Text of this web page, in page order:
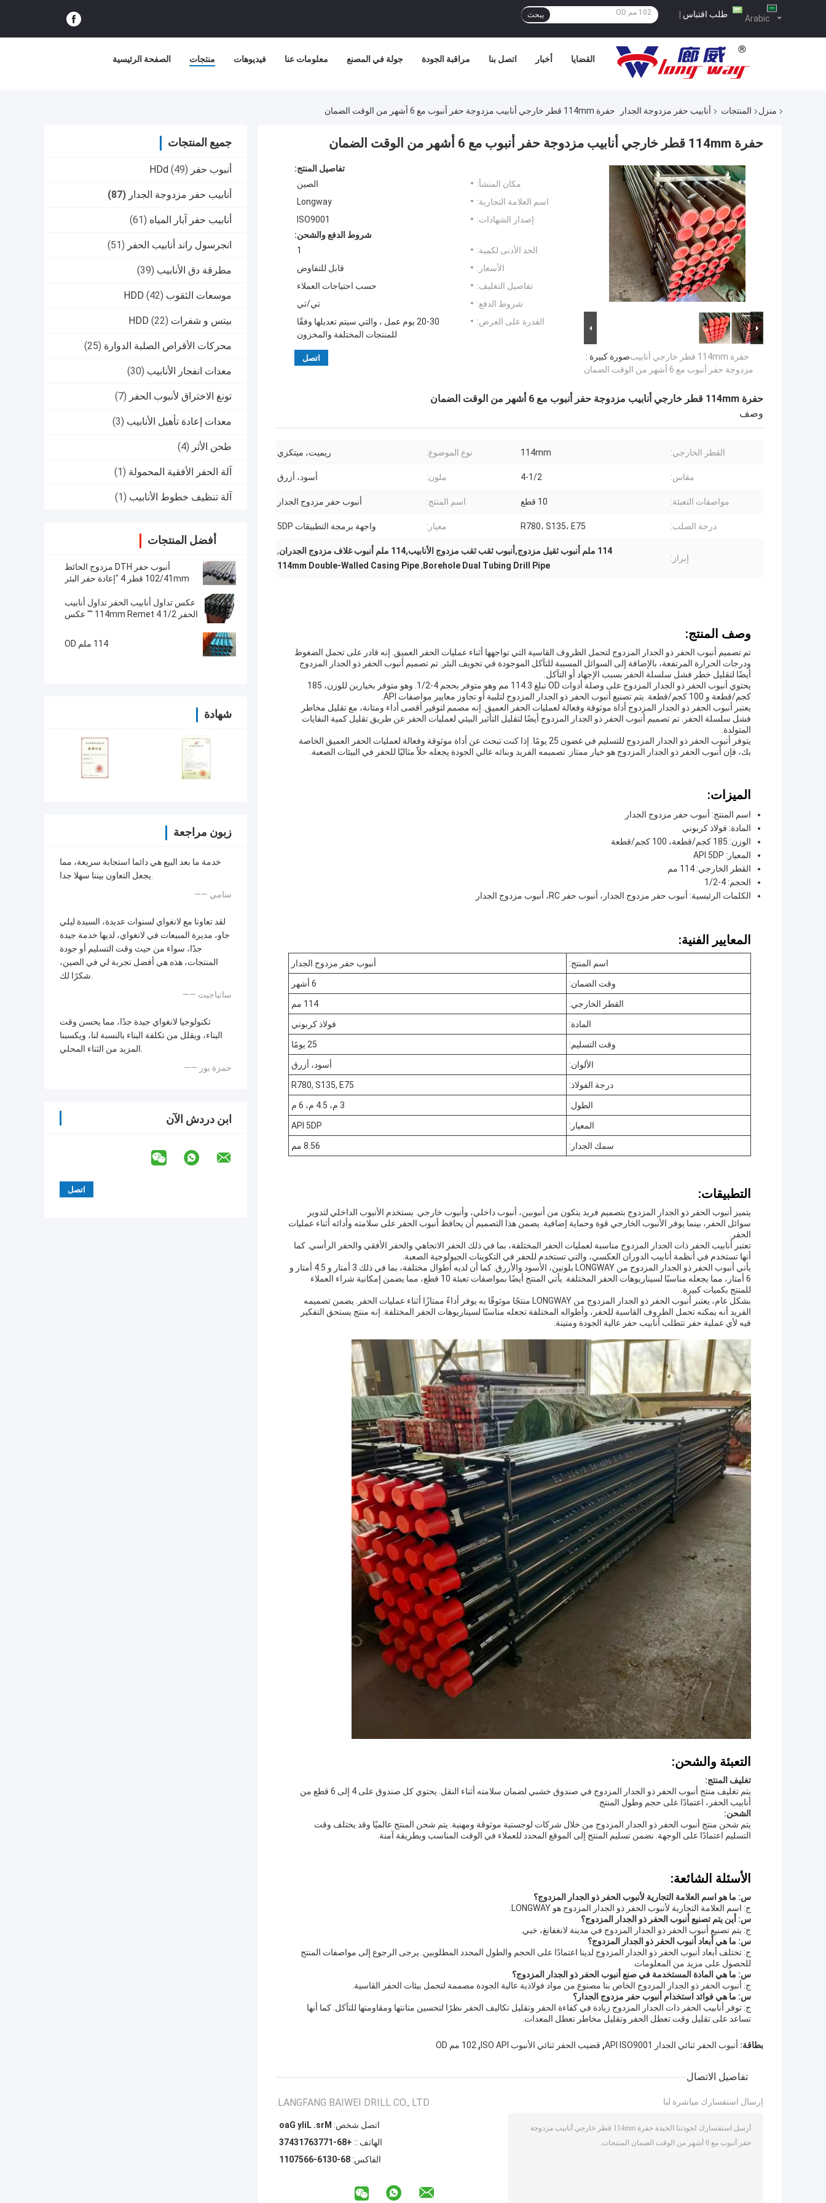
Arabic طلب اقتباس | يبحث
الصفحة الرئيسية منتجات فيديوهات معلومات عنا جولة في المصنع مراقبة الجودة اتصل بنا أخبار القضايا
منزل المنتجات أنابيب حفر مزدوجة الجدار حفرة 114mm قطر خارجي أنابيب مزدوجة حفر أنبوب مع 6 أشهر من الوقت الضمان
جميع المنتجات
أنبوب حفر HDd (49)
أنابيب حفر مزدوجة الجدار (87)
أنابيب حفر آبار المياه (61)
انجرسول راند أنابيب الحفر (51)
مطرقة دق الأنابيب (39)
موسعات الثقوب HDD (42)
بيتس و شفرات HDD (22)
محركات الأقراص الصلبة الدوارة (25)
معدات انفجار الأنابيب (30)
تونغ الاختراق لأنبوب الحفر (7)
معدات إعادة تأهيل الأنابيب (3)
طحن الأثر (4)
آلة الحفر الأفقية المحمولة (1)
آلة تنظيف خطوط الأنابيب (1)
أفضل المنتجات
أنبوب حفر DTH مزدوج الحائط
102/41mm قطر 4 "إعادة حفر البئر
عكس تداول أنابيب الحفر تداول أنابيب
الحفر 114mm Remet 4 1/2 "" عكس
114 ملم OD
شهادة
زبون مراجعة
خدمة ما بعد البيع هي دائما استجابة سريعة، مما
يجعل التعاون بيننا سهلا جدا.
—— سامي
لقد تعاونا مع لانغواي لسنوات عديدة، السيدة ليلي
جاو، مديرة المبيعات في لانغواي، لديها خدمة جيدة
جدًا، سواء من حيث وقت التسليم أو جودة
المنتجات، هذه هي أفضل تجربة لي في الصين،
شكرًا لك.
—— ساتياجيت
تكنولوجيا لانغواي جيدة جدًا، مما يحسن وقت
البناء، ويقلل من تكلفة البناء بالنسبة لنا، ويكسبنا
المزيد من الثناء المحلي.
—— حمزة بور
ابن دردش الآن
حفرة 114mm قطر خارجي أنابيب مزدوجة حفر أنبوب مع 6 أشهر من الوقت الضمان
صورة كبيرة :حفرة 114mm قطر خارجي أنابيب
مزدوجة حفر أنبوب مع 6 أشهر من الوقت الضمان
تفاصيل المنتج:
مكان المنشأ:
الصين
اسم العلامة التجارية:
Longway
إصدار الشهادات:
ISO9001
شروط الدفع والشحن:
الحد الأدنى لكمية:
1
الأسعار:
قابل للتفاوض
تفاصيل التغليف:
حسب احتياجات العملاء
شروط الدفع:
تي/تي
القدرة على العرض:
20-30 يوم عمل ، والتي سيتم تعديلها وفقًا
للمنتجات المختلفة والمخزون
اتصل
حفرة 114mm قطر خارجي أنابيب مزدوجة حفر أنبوب مع 6 أشهر من الوقت الضمان
وصف
القطر الخارجي: 114mm نوع الموضوع: ريميت، ميتكزي
مقاس: 4-1/2 ملون: أسود، أزرق
مواصفات التعبئة: 10 قطع اسم المنتج: أنبوب حفر مزدوج الجدار
درجة الصلب: R780، S135، E75 معيار: واجهة برمجة التطبيقات 5DP
إبراز:
114 ملم أنبوب ثقيل مزدوج,أنبوب ثقب ثقب مزدوج الأنابيب,114 ملم أنبوب غلاف مزدوج الجدران
,
Borehole Dual Tubing Drill Pipe
,
114mm Double-Walled Casing Pipe
وصف المنتج:
تم تصميم أنبوب الحفر ذو الجدار المزدوج لتحمل الظروف القاسية التي تواجهها أثناء عمليات الحفر العميق. إنه قادر على تحمل الضغوط
ودرجات الحرارة المرتفعة، بالإضافة إلى السوائل المسببة للتآكل الموجودة في تجويف البئر. تم تصميم أنبوب الحفر ذو الجدار المزدوج
أيضًا لتقليل خطر فشل سلسلة الحفر بسبب الإجهاد أو التآكل.
يحتوي أنبوب الحفر ذو الجدار المزدوج على وصلة أدوات OD تبلغ 114.3 مم وهو متوفر بحجم 4-1/2. وهو متوفر بخيارين للوزن، 185
كجم/قطعة و 100 كجم/قطعة. يتم تصنيع أنبوب الحفر ذو الجدار المزدوج لتلبية أو تجاوز معايير مواصفات API.
يعتبر أنبوب الحفر ذو الجدار المزدوج أداة موثوقة وفعالة لعمليات الحفر العميق. إنه مصمم لتوفير أقصى أداء ومتانة، مع تقليل مخاطر
فشل سلسلة الحفر. تم تصميم أنبوب الحفر ذو الجدار المزدوج أيضًا لتقليل التأثير البيئي لعمليات الحفر عن طريق تقليل كمية النفايات
المتولدة.
يتوفر أنبوب الحفر ذو الجدار المزدوج للتسليم في غضون 25 يومًا. إذا كنت تبحث عن أداة موثوقة وفعالة لعمليات الحفر العميق الخاصة
بك، فإن أنبوب الحفر ذو الجدار المزدوج هو خيار ممتاز. تصميمه الفريد وبنائه عالي الجودة يجعله حلاً مثاليًا للحفر في البيئات الصعبة.
الميزات:
اسم المنتج: أنبوب حفر مزدوج الجدار
المادة: فولاذ كربوني
الوزن: 185 كجم/قطعة، 100 كجم/قطعة
المعيار: API 5DP
القطر الخارجي: 114 مم
الحجم: 4-1/2
الكلمات الرئيسية: أنبوب حفر مزدوج الجدار، أنبوب حفر RC، أنبوب مزدوج الجدار
المعايير الفنية:
اسم المنتج: أنبوب حفر مزدوج الجدار
وقت الضمان: 6 أشهر
القطر الخارجي: 114 مم
المادة: فولاذ كربوني
وقت التسليم: 25 يومًا
الألوان: أسود، أزرق
درجة الفولاذ: R780, S135, E75
الطول: 3 م، 4.5 م، 6 م
المعيار: API 5DP
سمك الجدار: 8.56 مم
التطبيقات:
يتميز أنبوب الحفر ذو الجدار المزدوج بتصميم فريد يتكون من أنبوبين، أنبوب داخلي، وأنبوب خارجي. يستخدم الأنبوب الداخلي لتدوير
سوائل الحفر، بينما يوفر الأنبوب الخارجي قوة وحماية إضافية. يضمن هذا التصميم أن يحافظ أنبوب الحفر على سلامته وأدائه أثناء عمليات
الحفر.
تعتبر أنابيب الحفر ذات الجدار المزدوج مناسبة لعمليات الحفر المختلفة، بما في ذلك الحفر الاتجاهي والحفر الأفقي والحفر الرأسي. كما
أنها تستخدم في أنظمة أنابيب الدوران العكسي، والتي تستخدم للحفر في التكوينات الجيولوجية الصعبة.
يأتي أنبوب الحفر ذو الجدار المزدوج من LONGWAY بلونين، الأسود والأزرق. كما أن لديه أطوال مختلفة، بما في ذلك 3 أمتار و 4.5 أمتار و
6 أمتار، مما يجعله مناسبًا لسيناريوهات الحفر المختلفة. يأتي المنتج أيضًا بمواصفات تعبئة 10 قطع، مما يضمن إمكانية شراء العملاء
للمنتج بكميات كبيرة.
بشكل عام، يعتبر أنبوب الحفر ذو الجدار المزدوج من LONGWAY منتجًا موثوقًا به يوفر أداءً ممتازًا أثناء عمليات الحفر. يضمن تصميمه
الفريد أنه يمكنه تحمل الظروف القاسية للحفر، وأطواله المختلفة تجعله مناسبًا لسيناريوهات الحفر المختلفة. إنه منتج يستحق التفكير
فيه لأي عملية حفر تتطلب أنابيب حفر عالية الجودة ومتينة.
التعبئة والشحن:
تغليف المنتج:
يتم تغليف منتج أنبوب الحفر ذو الجدار المزدوج في صندوق خشبي لضمان سلامته أثناء النقل. يحتوي كل صندوق على 4 إلى 6 قطع من
أنابيب الحفر، اعتمادًا على حجم وطول المنتج.
الشحن:
يتم شحن منتج أنبوب الحفر ذو الجدار المزدوج من خلال شركات لوجستية موثوقة ومهنية. يتم شحن المنتج عالميًا وقد يختلف وقت
التسليم اعتمادًا على الوجهة. نضمن تسليم المنتج إلى الموقع المحدد للعملاء في الوقت المناسب وبطريقة آمنة.
الأسئلة الشائعة:
س: ما هو اسم العلامة التجارية لأنبوب الحفر ذو الجدار المزدوج؟
ج: اسم العلامة التجارية لأنبوب الحفر ذو الجدار المزدوج هو LONGWAY.
س: أين يتم تصنيع أنبوب الحفر ذو الجدار المزدوج؟
ج: يتم تصنيع أنبوب الحفر ذو الجدار المزدوج في مدينة لانغفانغ، خبي.
س: ما هي أبعاد أنبوب الحفر ذو الجدار المزدوج؟
ج: تختلف أبعاد أنبوب الحفر ذو الجدار المزدوج لدينا اعتمادًا على الحجم والطول المحدد المطلوبين. يرجى الرجوع إلى مواصفات المنتج
للحصول على مزيد من المعلومات.
س: ما هي المادة المستخدمة في صنع أنبوب الحفر ذو الجدار المزدوج؟
ج: أنبوب الحفر ذو الجدار المزدوج الخاص بنا مصنوع من مواد فولاذية عالية الجودة مصممة لتحمل بيئات الحفر القاسية.
س: ما هي فوائد استخدام أنبوب حفر مزدوج الجدار؟
ج: توفر أنابيب الحفر ذات الجدار المزدوج زيادة في كفاءة الحفر وتقليل تكاليف الحفر نظرًا لتحسين متانتها ومقاومتها للتآكل. كما أنها
تساعد على تقليل وقت تعطل الحفر وتقليل مخاطر تعطل المعدات.
بطاقة: أنبوب الحفر ثنائي الجدار API ISO9001 , قضيب الحفر ثنائي الأنبوب ISO API , 102 مم OD
تفاصيل الاتصال
LANGFANG BAIWEI DRILL CO., LTD.
اتصل شخص: Mrs. Lily Gao
الهاتف :: +86-17736713473
الفاكس: 86-0316-6657011
إرسال استفسارك مباشرة لنا